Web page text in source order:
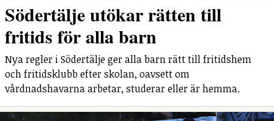
Södertälje utökar rätten till
fritids för alla barn
Nya regler i Södertälje ger alla barn rätt till fritidshem
och fritidsklubb efter skolan, oavsett om
vårdnadshavarna arbetar, studerar eller är hemma.